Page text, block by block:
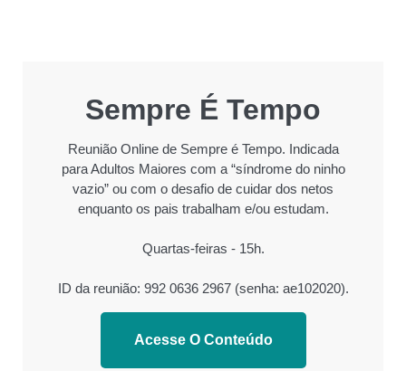
Sempre É Tempo
Reunião Online de Sempre é Tempo. Indicada
para Adultos Maiores com a “síndrome do ninho
vazio” ou com o desafio de cuidar dos netos
enquanto os pais trabalham e/ou estudam.
Quartas-feiras - 15h.
ID da reunião: 992 0636 2967 (senha: ae102020).
Acesse O Conteúdo